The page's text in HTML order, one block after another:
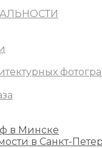
в Минске
в Санкт-